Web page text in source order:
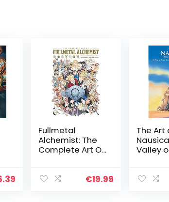
Fullmetal
Alchemist: The
Complete Art Of
Alchemist)
€19.99
The Art
Valley